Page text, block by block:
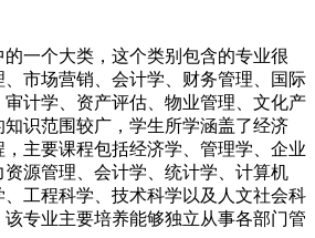
一个大类，这个类别包含的专业很
市场营销、会计学、财务管理、国际
计学、资产评估、物业管理、文化产
识范围较广，学生所学涵盖了经济
主要课程包括经济学、管理学、企业
源管理、会计学、统计学、计算机
工程科学、技术科学以及人文社会科
专业主要培养能够独立从事各部门管